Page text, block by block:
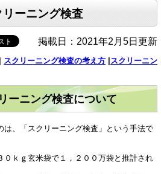
ーニング検査
掲載日：2021年2月5日更新
スクリーニング検査の考え方 スクリーニン
ーニング検査について
、「スクリーニング検査」という手法で
ｋｇ玄米袋で１，２００万袋と推計され